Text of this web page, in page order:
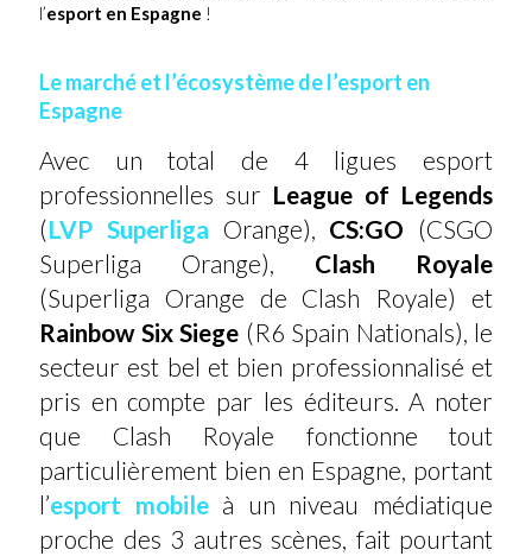
l’esport en Espagne !
Le marché et l’écosystème de l’esport en
Espagne
Avec un total de 4 ligues esport
professionnelles sur League of Legends
(LVP Superliga Orange), CS:GO (CSGO
Superliga Orange), Clash Royale
(Superliga Orange de Clash Royale) et
Rainbow Six Siege (R6 Spain Nationals), le
secteur est bel et bien professionnalisé et
pris en compte par les éditeurs. A noter
que Clash Royale fonctionne tout
particulièrement bien en Espagne, portant
l’esport mobileà un niveau médiatique
proche des 3 autres scènes, fait pourtant